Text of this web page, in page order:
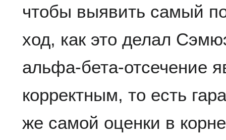
чтобы выявить самый
ход, как это делал
альфа-бета-отсечение
корректным, то есть
же самой оценки в